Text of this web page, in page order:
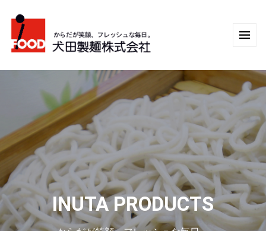
INUTA PRODUCTS